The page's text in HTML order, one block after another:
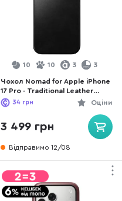
10 10 3 3
Чохол Nomad for Apple iPhone
17 Pro - Traditional Leather
Horween Black (NM011963858)
Оціни
34 грн
3 499 грн
Відправимо 12/08